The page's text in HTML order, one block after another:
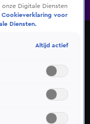
De Bondgenoten
Koningsdag | 538
onze Digitale Diensten
Cookieverklaring voor
Diensten.
Altijd actief